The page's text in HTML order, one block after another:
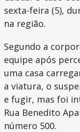
sexta-feira (5),
na região.
Segundo a
equipe após
uma casa
a viatura, o
e fugir, mas foi
Rua Benedito
número 500.